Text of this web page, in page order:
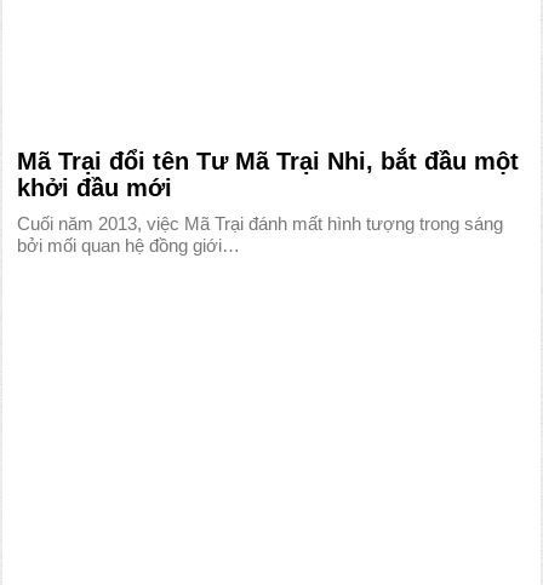
Mã Trại đổi tên Tư Mã Trại Nhi, bắt đầu một
khởi đầu mới
Cuối năm 2013, việc Mã Trại đánh mất hình tượng trong sáng
bởi mối quan hệ đồng giới…